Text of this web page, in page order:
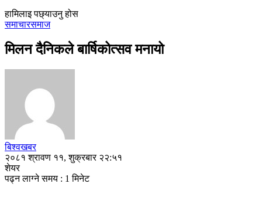
हामिलाइ पछ्याउनु होस
समाचारसमाज
मिलन दैनिकले बार्षिकोत्सव मनायो
बिश्वखबर
२०८१ श्रावण ११, शुक्रबार २२:५१
शेयर
पढ्न लाग्ने समय : 1 मिनेट